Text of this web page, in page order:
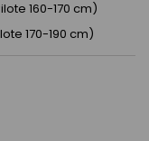
160-170 cm)
170-190 cm)